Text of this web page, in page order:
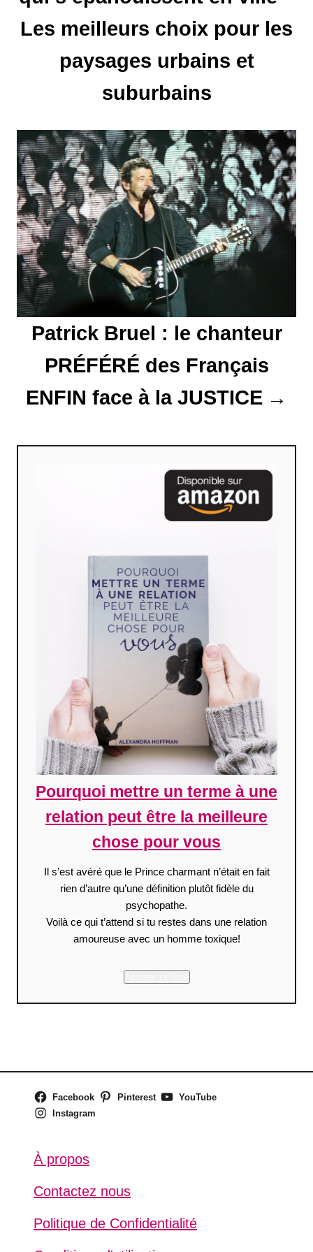
n
d
’
a
r
t
i
c
l
Les meilleurs choix pour les
paysages urbains et
suburbains
Patrick Bruel : le chanteur
PRÉFÉRÉ des Français
ENFIN face à la JUSTICE
Pourquoi mettre un terme à une
relation peut être la meilleure
chose pour vous
Il s’est avéré que le Prince charmant n’était en fait
rien d’autre qu’une définition plutôt fidèle du
psychopathe.
Voilà ce qui t’attend si tu restes dans une relation
amoureuse avec un homme toxique!
Facebook Pinterest
YouTube
Instagram
À propos
Contactez nous
Politique de Confidentialité